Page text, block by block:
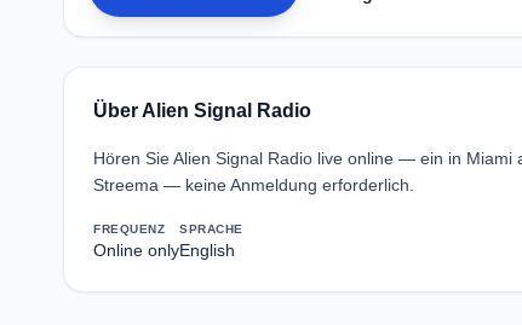
Über Alien Signal Radio
Hören Sie Alien Signal Radio live online — ein in Miami
Streema — keine Anmeldung erforderlich.
FREQUENZ
Online only
SPRACHE
English